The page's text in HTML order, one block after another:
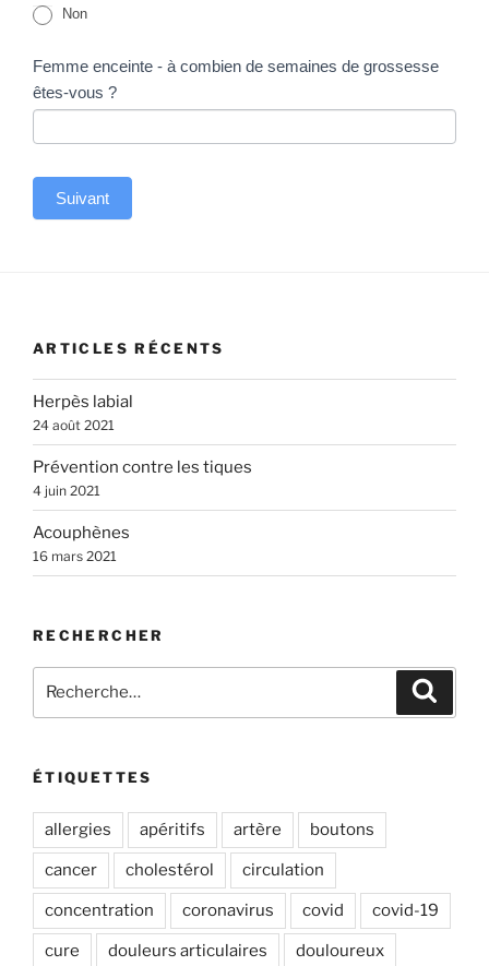
Non
Femme enceinte - à combien de semaines de grossesse
êtes-vous ?
Suivant
e
n
a
t
i
v
e
:
ARTICLES RÉCENTS
Herpès labial
24 août 2021
Prévention contre les tiques
4 juin 2021
Acouphènes
16 mars 2021
RECHERCHER
pour
ÉTIQUETTES
allergies apéritifs artère boutons
cancer cholestérol circulation
concentration coronavirus covid covid-19
cure douleurs articulaires douloureux